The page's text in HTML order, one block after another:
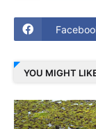
YOU MIGHT